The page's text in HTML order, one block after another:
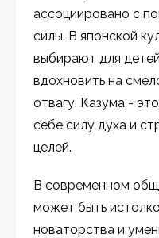
ассоциировано с
силы. В японской
выбирают для
вдохновить на
отвагу. Казума -
себе силу духа и
целей.
В современном
может быть
новаторства и